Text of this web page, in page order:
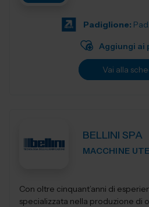
Padiglione:
Aggiungi ai
Vai alla
BELLINI SPA
MACCHINE
Con oltre cinquant’anni di
specializzata nella produzione di